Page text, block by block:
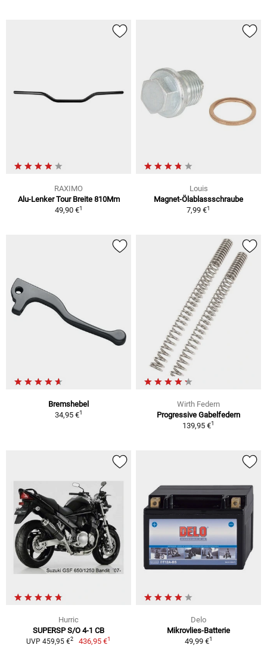
RAXIMO
Alu-Lenker Tour Breite 810Mm
49,90 €1
Louis
Magnet-Ölablassschraube
7,99 €1
Bremshebel
34,95 €1
Wirth Federn
Progressive Gabelfedern
139,95 €1
Hurric
SUPERSP S/O 4-1 CB
UVP 459,95 €2 436,95 €1
Delo
Mikrovlies-Batterie
49,99 €1